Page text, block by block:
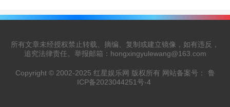
所有文章未经授权禁止转载、摘编、复制或建立镜像，如有违反，
追究法律责任。举报邮箱：hongxingyulewang@163.com
Copyright © 2002-2025 红星娱乐网 版权所有 网站备案号：
鲁
ICP备2023044251号-4